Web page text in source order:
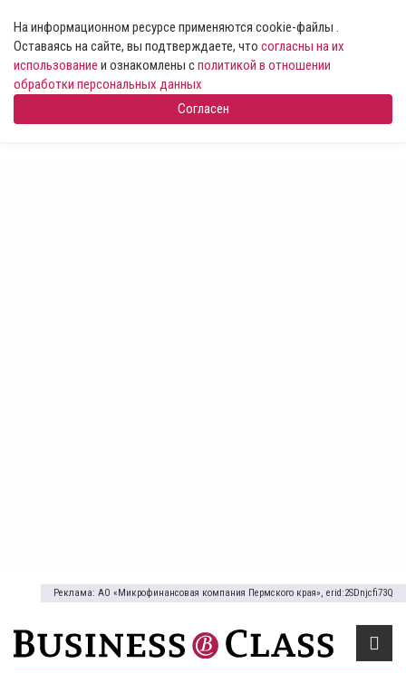
На информационном ресурсе применяются cookie-файлы .
Оставаясь на сайте, вы подтверждаете, что согласны на их
использование и ознакомлены сполитикой в отношении
обработки персональных данных
Согласен
Реклама: АО «Микрофинансовая компания Пермского края», erid:2SDnjcfi73Q